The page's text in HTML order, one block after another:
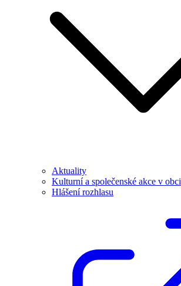
Aktuality
Kulturní a společenské akce v obci
Hlášení rozhlasu